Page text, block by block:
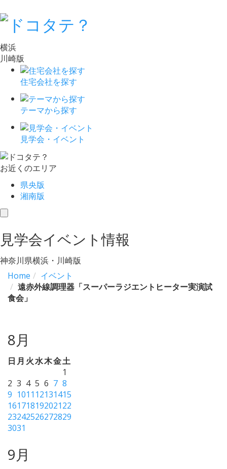
横浜
川崎版
住宅会社を探す
テーマから探す
見学会・イベント
お近くのエリア
県央版
湘南版
toggle
見学会イベント情報
神奈川県横浜・川崎版
Home
イベント
遠赤外線調理器「スーパーラジエントヒーター実演試
食会」
8月
日 月 火水木金土
1
2 3 4 5 6 7 8
9 1011 12131415
16171819202122
23242526272829
3031
9月